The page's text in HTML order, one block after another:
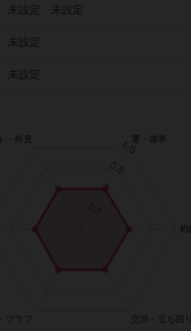
未設定 未設定
未設定
未設定